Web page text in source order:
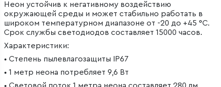
Неон устойчив к негативному воздействию
окружающей среды и может стабильно работать в
широком температурном диапазоне от -20 до +45 °C.
Срок службы светодиодов составляет 15000 часов.
Характеристики:
• Степень пылевлагозащиты IP67
• 1 метр неона потребляет 9,6 Вт